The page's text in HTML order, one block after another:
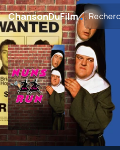
ChansonDuFilm․